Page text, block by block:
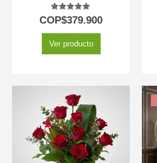
5.00out of 5
COP$379.900
Ver producto